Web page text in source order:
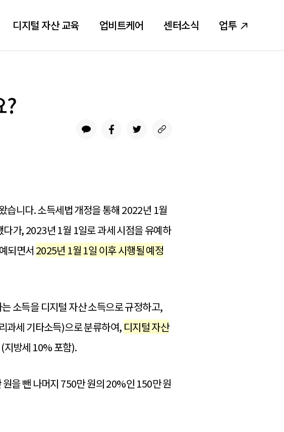
디지털 자산 교육 업비트케어 센터소식 업투
?
습니다. 소득세법 개정을 통해 2022년 1월
가, 2023년 1월 1일로 과세 시점을 유예하
되면서 2025년 1월 1일 이후 시행될 예정
소득을 디지털 자산 소득으로 규정하고,
과세 기타소득)으로 분류하여, 디지털 자산
지방세 10% 포함).
을 뺀 나머지 750만 원의 20%인 150만 원